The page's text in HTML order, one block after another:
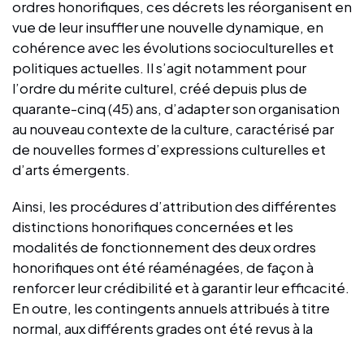
ordres honorifiques, ces décrets les réorganisent en
vue de leur insuffler une nouvelle dynamique, en
cohérence avec les évolutions socioculturelles et
politiques actuelles. Il s’agit notamment pour
l’ordre du mérite culturel, créé depuis plus de
quarante-cinq (45) ans, d’adapter son organisation
au nouveau contexte de la culture, caractérisé par
de nouvelles formes d’expressions culturelles et
d’arts émergents.
Ainsi, les procédures d’attribution des différentes
distinctions honorifiques concernées et les
modalités de fonctionnement des deux ordres
honorifiques ont été réaménagées, de façon à
renforcer leur crédibilité et à garantir leur efficacité.
En outre, les contingents annuels attribués à titre
normal, aux différents grades ont été revus à la